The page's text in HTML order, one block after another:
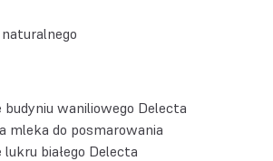
budyniu waniliowego Delecta
mleka do posmarowania
lukru białego Delecta